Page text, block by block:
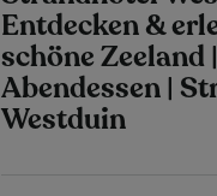
Entdecken &
schöne Zeeland
Abendessen |
Westduin